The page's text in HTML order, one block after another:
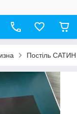
Постіль САТИН